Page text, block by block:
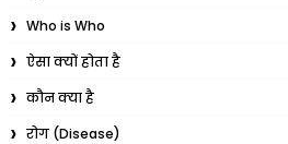
Who is Who
ऐसा क्यों होता है
कौन क्या है
रोग (Disease)